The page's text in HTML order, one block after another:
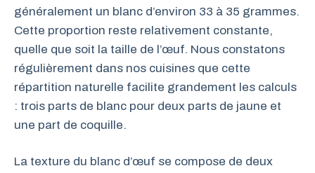
généralement un blanc d’environ 33 à 35 grammes.
Cette proportion reste relativement constante,
quelle que soit la taille de l’œuf. Nous constatons
régulièrement dans nos cuisines que cette
répartition naturelle facilite grandement les calculs
: trois parts de blanc pour deux parts de jaune et
une part de coquille.
La texture du blanc d’œuf se compose de deux